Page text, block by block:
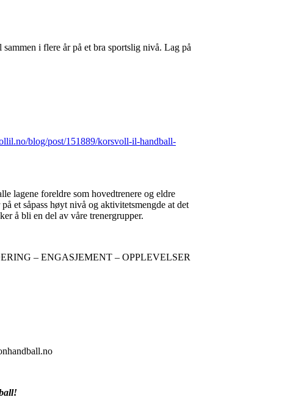
i flere år på et bra sportslig nivå. Lag på
blog/post/151889/korsvoll-il-handball-
lagene foreldre som hovedtrenere og eldre
et såpass høyt nivå og aktivitetsmengde at det
å bli en del av våre trenergrupper.
– ENGASJEMENT – OPPLEVELSER